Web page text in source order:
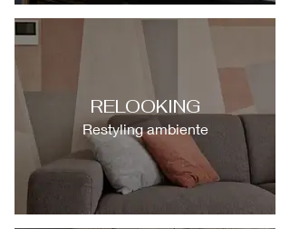
RELOOKING
Restyling ambiente